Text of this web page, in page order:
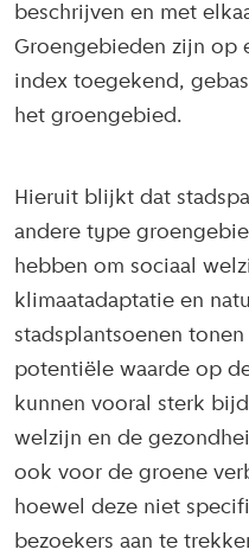
beschrijven en met
Groengebieden zijn op
index toegekend,
het groengebied.
Hieruit blijkt dat
andere type
hebben om sociaal
klimaatadaptatie en
stadsplantsoenen
potentiële waarde op
kunnen vooral sterk
welzijn en de
ook voor de groene
hoewel deze niet
bezoekers aan te